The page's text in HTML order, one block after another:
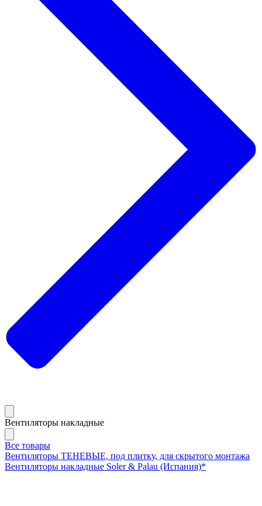
Вентиляторы накладные
Все товары
Вентиляторы ТЕНЕВЫЕ, под плитку, для скрытого монтажа
Вентиляторы накладные Soler & Palau (Испания)*